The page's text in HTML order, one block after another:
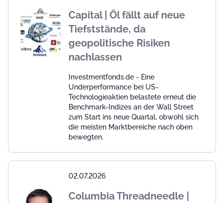
Capital | Öl fällt auf neue
Tiefststände, da
geopolitische Risiken
nachlassen
Investmentfonds.de - Eine
Underperformance bei US-
Technologieaktien belastete erneut die
Benchmark-Indizes an der Wall Street
zum Start ins neue Quartal, obwohl sich
die meisten Marktbereiche nach oben
bewegten.
02.07.2026
Columbia Threadneedle |